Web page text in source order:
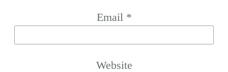
Email *
Website